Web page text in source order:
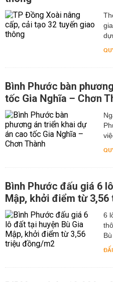
Bình Phước bàn
tốc Gia Nghĩa – Chơn
Bình Phước đấu giá 6
Mập, khởi điểm từ
6